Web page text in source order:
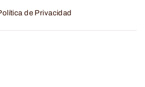
de Privacidad